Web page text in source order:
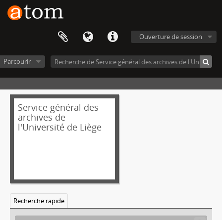
Ouverture de session
Parcourir
Service général des
archives de
l'Université de Liège
Recherche rapide